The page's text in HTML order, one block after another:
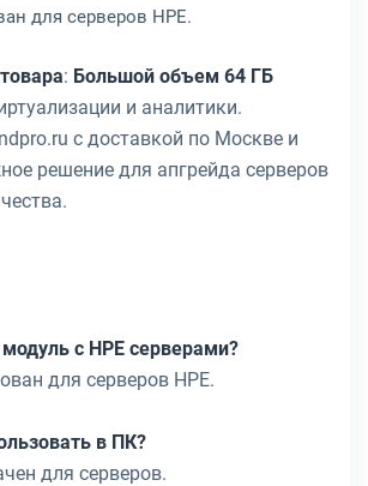
для серверов HPE.
: Большой объем 64 ГБ
и аналитики.
с доставкой по Москве и
решение для апгрейда серверов
с HPE серверами?
для серверов HPE.
в ПК?
для серверов.